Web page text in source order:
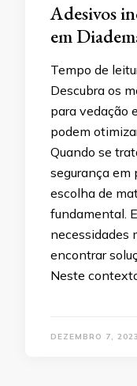
Adesivos
em
Tempo de
Descubra os
para vedação
podem
Quando se
segurança em
escolha de
fundamental.
necessidades
encontrar
Neste
DEZEMBRO 7, 2023